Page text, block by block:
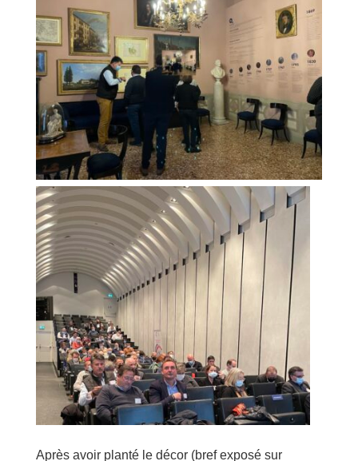
Après avoir planté le décor (bref exposé sur